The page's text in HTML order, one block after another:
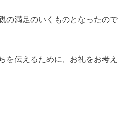
の満足のいくものとなったので
を伝えるために、お礼をお考え